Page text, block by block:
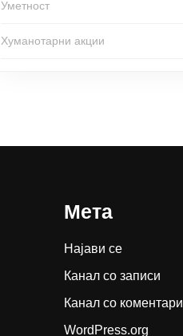
Уметност
Хуманотарни акции
Мета
Најави се
Канал со записи
Канал со коментари
WordPress.org